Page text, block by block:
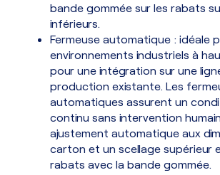
bande gommée sur les rabats
inférieurs.
Fermeuse automatique : idéale
environnements industriels à
pour une intégration sur une
production existante. Les
automatiques assurent un
continu sans intervention
ajustement automatique aux
carton et un scellage supérieur
rabats avec la bande gommée.